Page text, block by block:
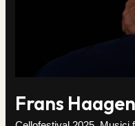
Frans Haagen